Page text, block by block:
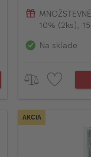
10% (2ks),
Na sklade
AKCIA